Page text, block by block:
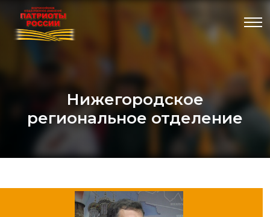
Нижегородское
региональное отделение